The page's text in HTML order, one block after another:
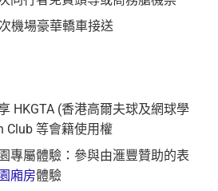
機場豪華轎車接送
HKGTA (香港高爾夫球及網球學
Club 等會籍使用權
專屬體驗：參與由滙豐贊助的表
廂房體驗